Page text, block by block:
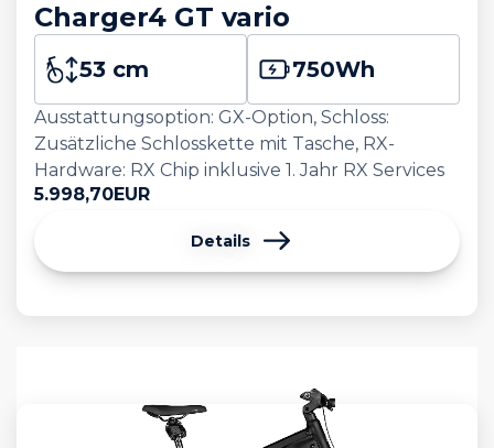
Charger4 GT vario
53 cm 750Wh
Ausstattungsoption: GX-Option, Schloss:
Zusätzliche Schlosskette mit Tasche, RX-
Hardware: RX Chip inklusive 1. Jahr RX Services
5.998,70EUR
Details